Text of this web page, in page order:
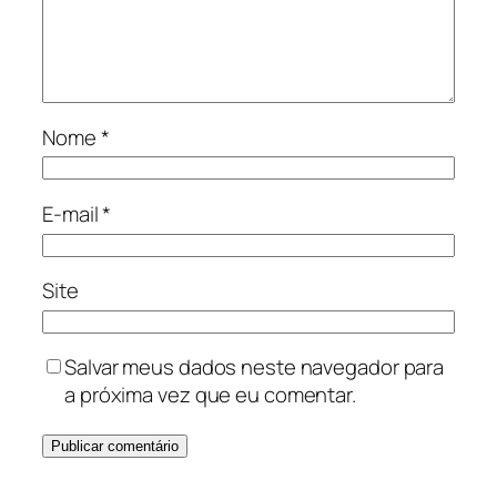
Nome*
E-mail*
Site
Salvar meus dados neste navegador para
a próxima vez que eu comentar.